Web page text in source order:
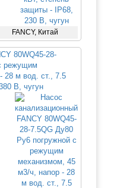
FANCY, Китай
80WQ45-28-
режущим
28 м вод. ст., 7.5
В, чугун